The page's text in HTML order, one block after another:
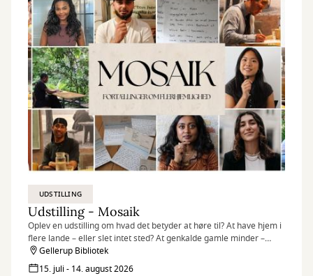
UDSTILLING
Udstilling - Mosaik
Oplev en udstilling om hvad det betyder at høre til? At have hjem i
flere lande – eller slet intet sted? At genkalde gamle minder –
egne som overleverede? At være en del af fællesskabet – og
alligevel stå ud fra mængden?
Gellerup Bibliotek
15. juli - 14. august 2026